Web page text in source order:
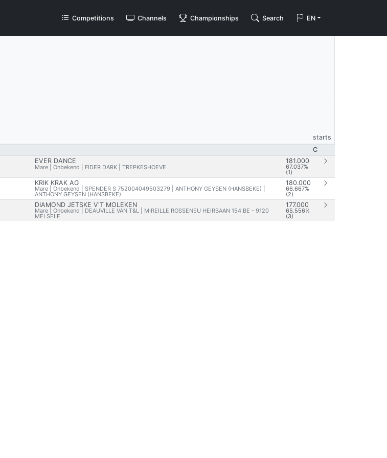
Competitions Channels Championships Search EN
starts
C
EVER DANCE
Mare | Onbekend | FIDER DARK | TREPKESHOEVE
181.000
67.037%
(1)
KRIK KRAK AG
Mare | Onbekend | SPENDER S 752004049503279 | ANTHONY GEYSEN (HANSBEKE) |
ANTHONY GEYSEN (HANSBEKE)
180.000
66.667%
(2)
DIAMOND JETSKE V'T MOLEKEN
Mare | Onbekend | DEAUVILLE VAN T&L | MIREILLE ROSSENEU HEIRBAAN 154 BE - 9120
MELSELE
177.000
65.556%
(3)